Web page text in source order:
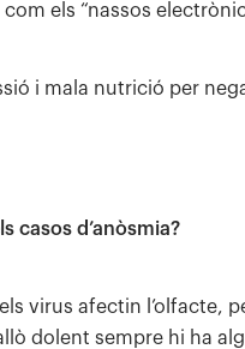
els “nassos
i mala nutrició per
casos d’anòsmia?
virus afectin l’olfacte,
dolent sempre hi ha